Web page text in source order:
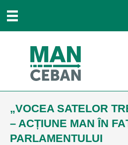
„VOCEA SATELOR
– ACȚIUNE MAN ÎN
PARLAMENTULUI